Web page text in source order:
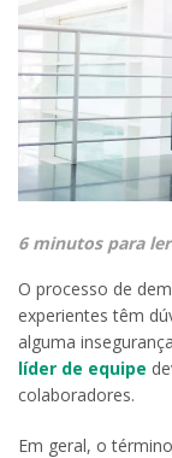
6 minutos para ler
O processo de
experientes têm
alguma
líder de equipe
colaboradores.
Em geral, o